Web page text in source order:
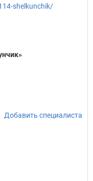
shelkunchik/
Добавить специалиста